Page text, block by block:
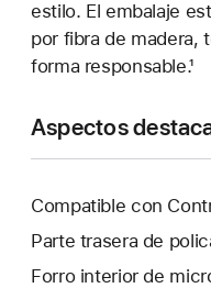
estilo. El embalaje
por fibra de madera,
forma responsable.¹
Aspectos
Compatible con
Parte trasera de
Forro interior de